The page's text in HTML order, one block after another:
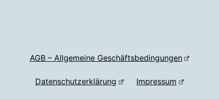
AGB – Allgemeine Geschäftsbedingungen
Datenschutzerklärung Impressum